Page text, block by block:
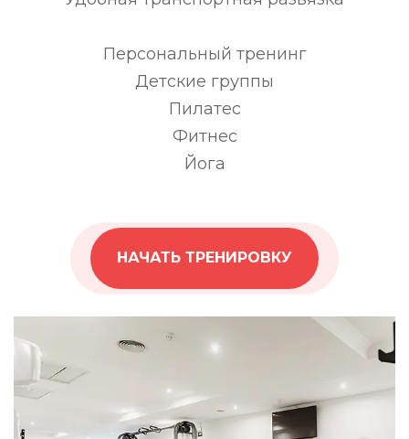
Персональный тренинг
Детские группы
Пилатес
Фитнес
Йога
НАЧАТЬ ТРЕНИРОВКУ